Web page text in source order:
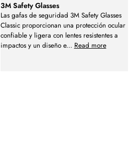
3M Safety Glasses
Las gafas de seguridad 3M Safety Glasses
Classic proporcionan una protección ocular
confiable y ligera con lentes resistentes a
impactos y un diseño e... Read more